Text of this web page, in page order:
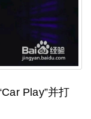
Play”并打